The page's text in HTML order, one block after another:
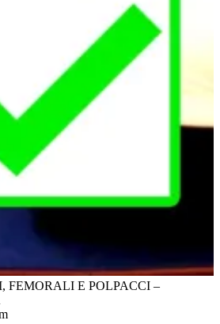
FEMORALI E POLPACCI –